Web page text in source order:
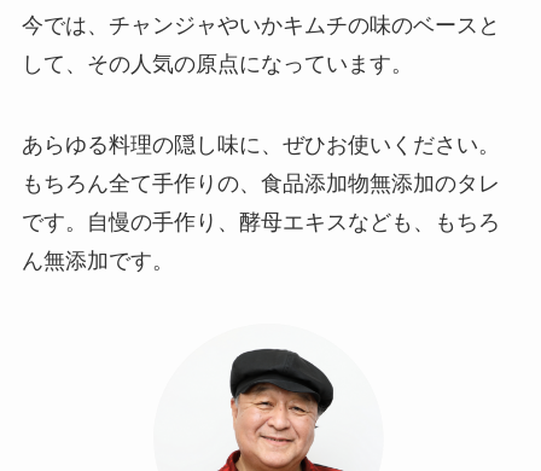
今では、チャンジャやいかキムチの味のベースと
して、その人気の原点になっています。
あらゆる料理の隠し味に、ぜひお使いください。
もちろん全て手作りの、食品添加物無添加のタレ
です。自慢の手作り、酵母エキスなども、もちろ
ん無添加です。